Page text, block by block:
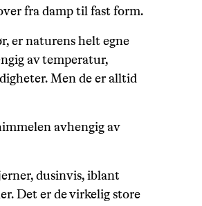
fra damp til fast form.
er naturens helt egne
av temperatur,
Men de er alltid
avhengig av
dusinvis, iblant
Det er de virkelig store